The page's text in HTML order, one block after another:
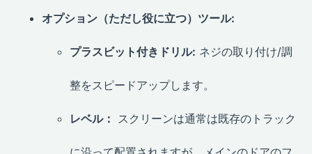
オプション（ただし役に立つ）ツール:
プラスビット付きドリル: ネジの取り付け/調
整をスピードアップします。
レベル： スクリーンは通常は既存のトラック